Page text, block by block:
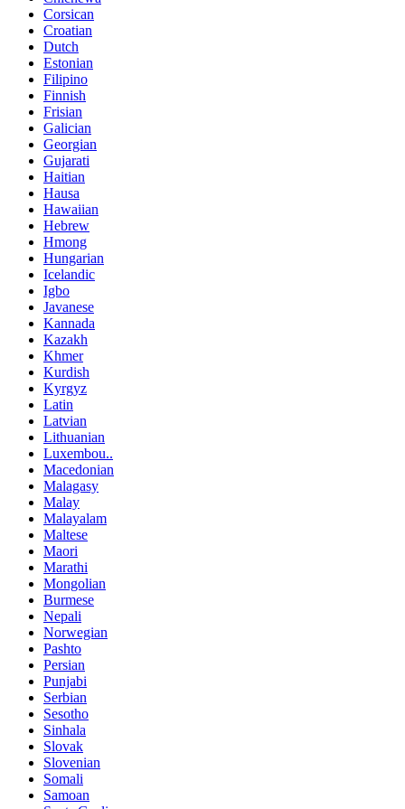
Corsican
Croatian
Dutch
Estonian
Filipino
Finnish
Frisian
Galician
Georgian
Gujarati
Haitian
Hausa
Hawaiian
Hebrew
Hmong
Hungarian
Icelandic
Igbo
Javanese
Kannada
Kazakh
Khmer
Kurdish
Kyrgyz
Latin
Latvian
Lithuanian
Luxembou..
Macedonian
Malagasy
Malay
Malayalam
Maltese
Maori
Marathi
Mongolian
Burmese
Nepali
Norwegian
Pashto
Persian
Punjabi
Serbian
Sesotho
Sinhala
Slovak
Slovenian
Somali
Samoan